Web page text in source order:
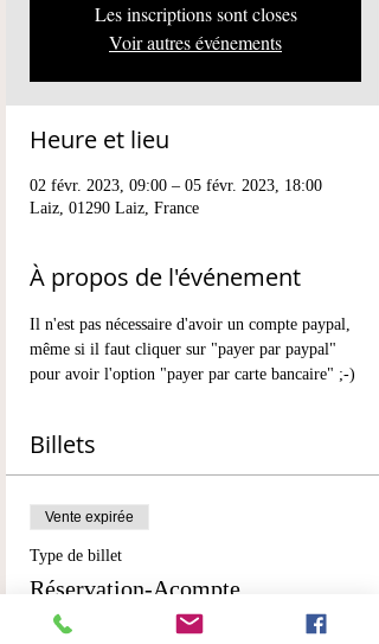
Les inscriptions sont closes
Voir autres événements
Heure et lieu
02 févr. 2023, 09:00 – 05 févr. 2023, 18:00
Laiz, 01290 Laiz, France
À propos de l'événement
Il n'est pas nécessaire d'avoir un compte paypal,
même si il faut cliquer sur "payer par paypal"
pour avoir l'option "payer par carte bancaire" ;-)
Billets
Vente expirée
Type de billet
Réservation-Acompte
Plus d'info